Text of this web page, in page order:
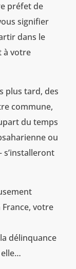
préfet de
signifier
dans le
à votre
plus tard, des
commune,
du temps
ou
s’installeront
votre
délinquance